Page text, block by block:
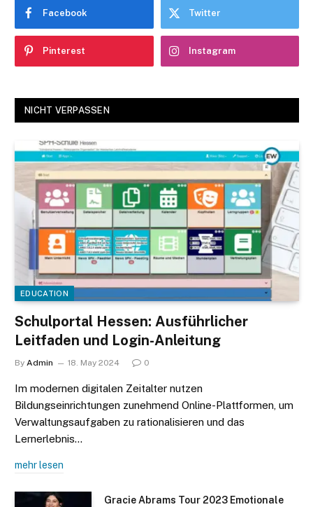
Facebook Twitter
Pinterest Instagram
NICHT VERPASSEN
EDUCATION
Schulportal Hessen: Ausführlicher
Leitfaden und Login-Anleitung
By Admin 18. May 2024 0
Im modernen digitalen Zeitalter nutzen
Bildungseinrichtungen zunehmend Online-Plattformen, um
Verwaltungsaufgaben zu rationalisieren und das
Lernerlebnis…
mehr lesen
Gracie Abrams Tour 2023 Emotionale